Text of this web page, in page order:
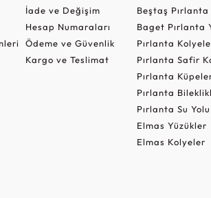
İade ve Değişim
Hesap Numaraları
Ödeme ve Güvenlik
Kargo ve Teslimat
Beştaş Pırlanta
Baget Pırlanta
Pırlanta
Pırlanta Safir
Pırlanta
Pırlanta
Pırlanta Su
Elmas Yüzükler
Elmas Kolyeler